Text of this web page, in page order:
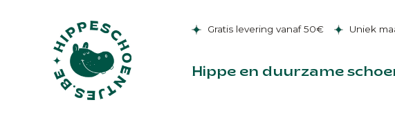
Gratis levering vanaf 50€ Uniek
Hippe en duurzame